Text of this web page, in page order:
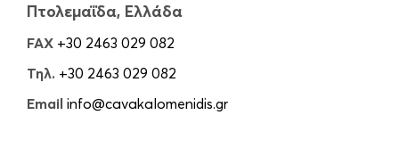
Πτολεμαΐδα, Ελλάδα
FAX +30 2463 029 082
Τηλ. +30 2463 029 082
Email info@cavakalomenidis.gr